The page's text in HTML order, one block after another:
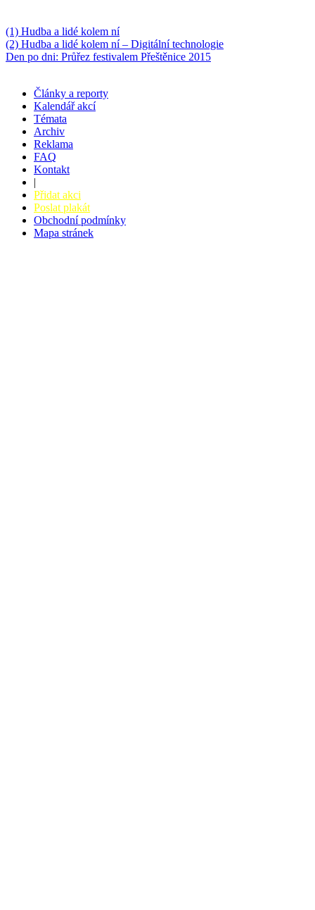
(1) Hudba a lidé kolem ní
(2) Hudba a lidé kolem ní – Digitální technologie
Den po dni: Průřez festivalem Přeštěnice 2015
Články a reporty
Kalendář akcí
Témata
Archiv
Reklama
FAQ
Kontakt
|
Přidat akci
Poslat plakát
Obchodní podmínky
Mapa stránek